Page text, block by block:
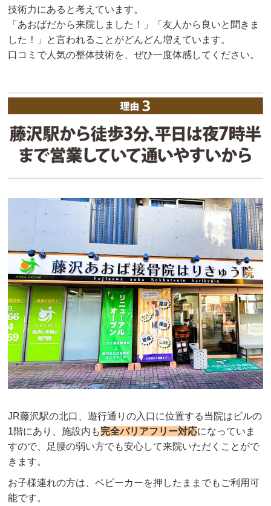
技術力にあると考えています。
「あおばだから来院しました！」「友人から良いと聞きま
した！」と言われることがどんどん増えています。
口コミで人気の整体技術を、ぜひ一度体感してください。
JR藤沢駅の北口、遊行通りの入口に位置する当院はビルの
1階にあり、施設内も完全バリアフリー対応になっていま
すので、足腰の弱い方でも安心して来院いただくことがで
きます。
お子様連れの方は、ベビーカーを押したままでもご利用可
能です。